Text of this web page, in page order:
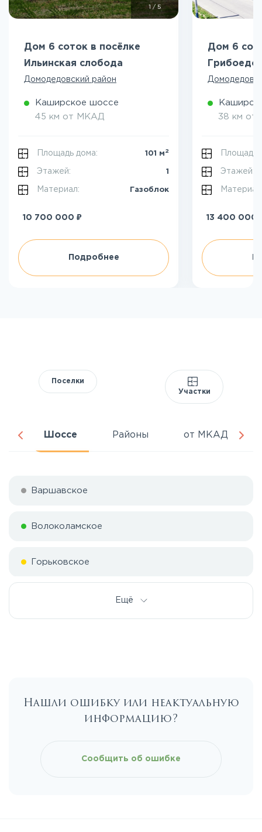
/ 5
Дом 6 соток в посёлке
Ильинская слобода
Домодедовский район
Каширское шоссе
45 км от МКАД
Площадь дома: 101 м 2
Этажей: 1
Материал: Газоблок
10 700 000 ₽
Подробнее
Дом 6
38 км
Площадь
Этажей:
13 400 000
Поселки
Участки
Шоссе Районы от МКАД
Варшавское
Волоколамское
Горьковское
Каширское
Ещё
Нашли ошибку или неактуальную
информацию?
Сообщить об ошибке